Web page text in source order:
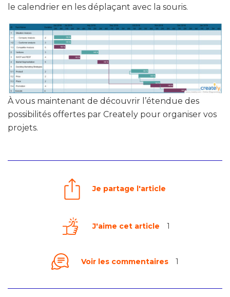
le calendrier en les déplaçant avec la souris.
À vous maintenant de découvrir l’étendue des
possibilités offertes par Creately pour organiser vos
projets.
Je partage l'article
J'aime cet article 1
Voir les commentaires 1